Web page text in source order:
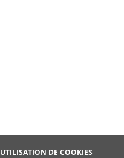
UTILISATION DE COOKIES